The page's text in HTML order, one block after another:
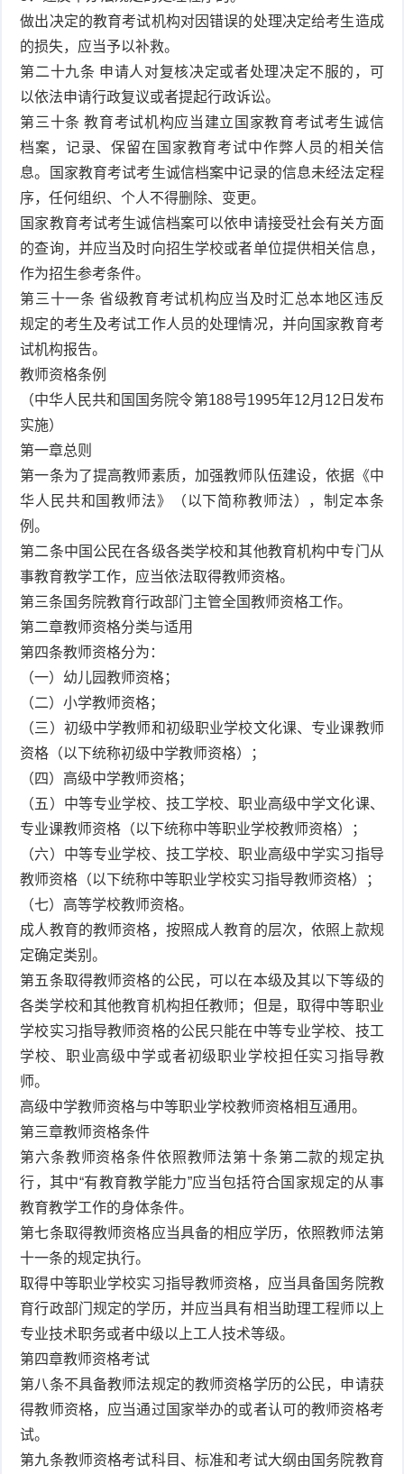
做出决定的教育考试机构对因错误的处理决定给考生造成
的损失，应当予以补救。
第二十九条 申请人对复核决定或者处理决定不服的，可
以依法申请行政复议或者提起行政诉讼。
第三十条 教育考试机构应当建立国家教育考试考生诚信
档案，记录、保留在国家教育考试中作弊人员的相关信
息。国家教育考试考生诚信档案中记录的信息未经法定程
序，任何组织、个人不得删除、变更。
国家教育考试考生诚信档案可以依申请接受社会有关方面
的查询，并应当及时向招生学校或者单位提供相关信息，
作为招生参考条件。
第三十一条 省级教育考试机构应当及时汇总本地区违反
规定的考生及考试工作人员的处理情况，并向国家教育考
试机构报告。
教师资格条例
（中华人民共和国国务院令第188号1995年12月12日发布
实施）
第一章总则
第一条为了提高教师素质，加强教师队伍建设，依据《中
华人民共和国教师法》（以下简称教师法），制定本条
例。
第二条中国公民在各级各类学校和其他教育机构中专门从
事教育教学工作，应当依法取得教师资格。
第三条国务院教育行政部门主管全国教师资格工作。
第二章教师资格分类与适用
第四条教师资格分为：
（一）幼儿园教师资格；
（二）小学教师资格；
（三）初级中学教师和初级职业学校文化课、专业课教师
资格（以下统称初级中学教师资格）；
（四）高级中学教师资格；
（五）中等专业学校、技工学校、职业高级中学文化课、
专业课教师资格（以下统称中等职业学校教师资格）；
（六）中等专业学校、技工学校、职业高级中学实习指导
教师资格（以下统称中等职业学校实习指导教师资格）；
（七）高等学校教师资格。
成人教育的教师资格，按照成人教育的层次，依照上款规
定确定类别。
第五条取得教师资格的公民，可以在本级及其以下等级的
各类学校和其他教育机构担任教师；但是，取得中等职业
学校实习指导教师资格的公民只能在中等专业学校、技工
学校、职业高级中学或者初级职业学校担任实习指导教
师。
高级中学教师资格与中等职业学校教师资格相互通用。
第三章教师资格条件
第六条教师资格条件依照教师法第十条第二款的规定执
行，其中“有教育教学能力”应当包括符合国家规定的从事
教育教学工作的身体条件。
第七条取得教师资格应当具备的相应学历，依照教师法第
十一条的规定执行。
取得中等职业学校实习指导教师资格，应当具备国务院教
育行政部门规定的学历，并应当具有相当助理工程师以上
专业技术职务或者中级以上工人技术等级。
第四章教师资格考试
第八条不具备教师法规定的教师资格学历的公民，申请获
得教师资格，应当通过国家举办的或者认可的教师资格考
试。
第九条教师资格考试科目、标准和考试大纲由国务院教育